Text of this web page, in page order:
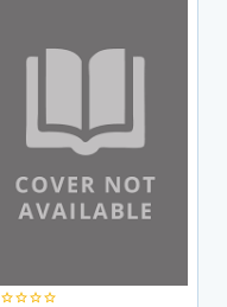
star_borderstar_borderstar_borderstar_border